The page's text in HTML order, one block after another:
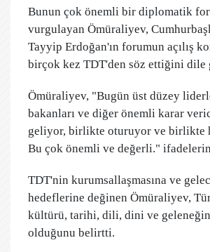
Bunun çok önemli bir diplomatik
vurgulayan Ömüraliyev,
Tayyip Erdoğan'ın forumun açılış
birçok kez TDT'den söz ettiğini dile
Ömüraliyev, "Bugün üst düzey
bakanları ve diğer önemli karar
geliyor, birlikte oturuyor ve birlikte
Bu çok önemli ve değerli."
TDT'nin kurumsallaşmasına ve
hedeflerine değinen Ömüraliyev,
kültürü, tarihi, dili, dini ve
olduğunu belirtti.